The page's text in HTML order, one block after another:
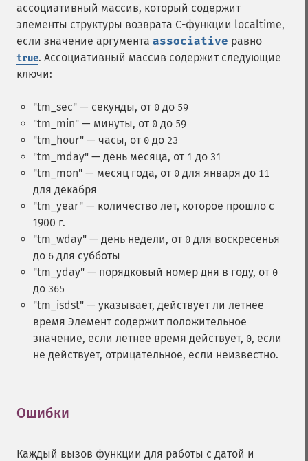
ассоциативный массив, который содержит
элементы структуры возврата C-функции localtime,
если значение аргумента associative равно
true. Ассоциативный массив содержит следующие
ключи:
"tm_sec" — секунды, от 0 до 59
"tm_min" — минуты, от 0 до 59
"tm_hour" — часы, от 0 до 23
"tm_mday" — день месяца, от 1 до 31
"tm_mon" — месяц года, от 0 для января до 11
для декабря
"tm_year" — количество лет, которое прошло с
1900 г.
"tm_wday" — день недели, от 0 для воскресенья
до 6 для субботы
"tm_yday" — порядковый номер дня в году, от 0
до 365
"tm_isdst" — указывает, действует ли летнее
время Элемент содержит положительное
значение, если летнее время действует, 0, если
не действует, отрицательное, если неизвестно.
Ошибки
Каждый вызов функции для работы с датой и